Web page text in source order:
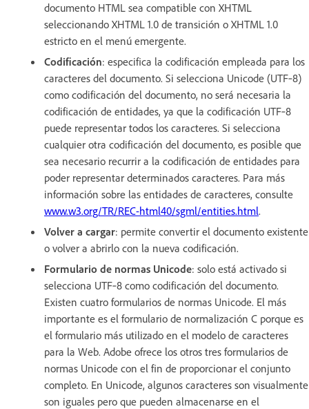
documento HTML sea compatible con XHTML
seleccionando XHTML 1.0 de transición o XHTML 1.0
estricto en el menú emergente.
Codificación: especifica la codificación empleada para los
caracteres del documento. Si selecciona Unicode (UTF‑8)
como codificación del documento, no será necesaria la
codificación de entidades, ya que la codificación UTF‑8
puede representar todos los caracteres. Si selecciona
cualquier otra codificación del documento, es posible que
sea necesario recurrir a la codificación de entidades para
poder representar determinados caracteres. Para más
información sobre las entidades de caracteres, consulte
www.w3.org/TR/REC-html40/sgml/entities.html.
Volver a cargar: permite convertir el documento existente
o volver a abrirlo con la nueva codificación.
Formulario de normas Unicode: solo está activado si
selecciona UTF‑8 como codificación del documento.
Existen cuatro formularios de normas Unicode. El más
importante es el formulario de normalización C porque es
el formulario más utilizado en el modelo de caracteres
para la Web. Adobe ofrece los otros tres formularios de
normas Unicode con el fin de proporcionar el conjunto
completo. En Unicode, algunos caracteres son visualmente
son iguales pero que pueden almacenarse en el